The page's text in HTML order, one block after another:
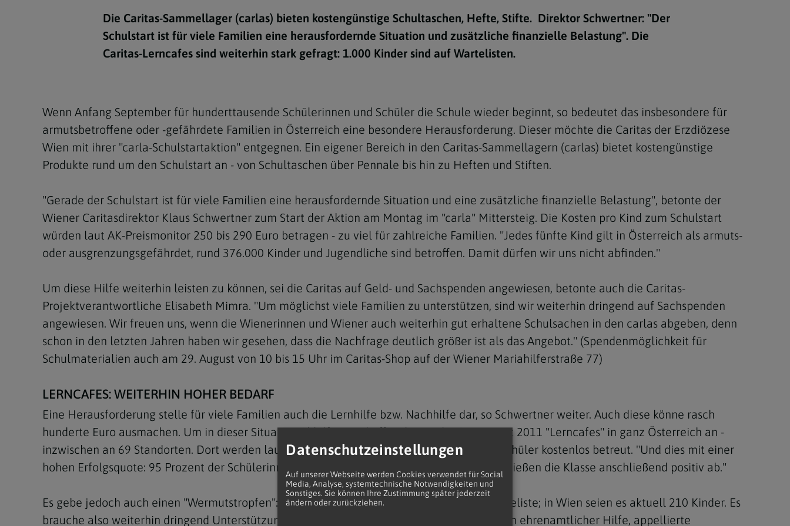
Fastenzeit
Karwoche
Christi Himmelfahrt
Pfingsten
Fronleichnam
Mariä Himmelfahrt
Erntedank
Allerheiligen und Allerseelen
7 Todsünden
7 Gaben des Heiligen Geistes
Navigation schließen
Navigation schließen
Telefonseelsorge
Konservatorium für
Kirchenmusik
Theologische Kurse
Einsamkeit
Trauer
Personen
Pfarren
Anderssprachige Gemeinden
Organigramm
Meldungsarchiv
Navigation schließen
Die Caritas-Sammellager (carlas) bieten kostengünstige Schultaschen, Hefte, Stifte. Direktor Schwertner: "Der
Schulstart ist für viele Familien eine herausfordernde Situation und zusätzliche finanzielle Belastung". Die
Caritas-Lerncafes sind weiterhin stark gefragt: 1.000 Kinder sind auf Wartelisten.
Wenn Anfang September für hunderttausende Schülerinnen und Schüler die Schule wieder beginnt, so bedeutet das insbesondere für
armutsbetroffene oder -gefährdete Familien in Österreich eine besondere Herausforderung. Dieser möchte die Caritas der Erzdiözese
Wien mit ihrer "carla-Schulstartaktion" entgegnen. Ein eigener Bereich in den Caritas-Sammellagern (carlas) bietet kostengünstige
Produkte rund um den Schulstart an - von Schultaschen über Pennale bis hin zu Heften und Stiften.
"Gerade der Schulstart ist für viele Familien eine herausfordernde Situation und eine zusätzliche finanzielle Belastung", betonte der
Wiener Caritasdirektor Klaus Schwertner zum Start der Aktion am Montag im "carla" Mittersteig. Die Kosten pro Kind zum Schulstart
würden laut AK-Preismonitor 250 bis 290 Euro betragen - zu viel für zahlreiche Familien. "Jedes fünfte Kind gilt in Österreich als armuts-
oder ausgrenzungsgefährdet, rund 376.000 Kinder und Jugendliche sind betroffen. Damit dürfen wir uns nicht abfinden."
Um diese Hilfe weiterhin leisten zu können, sei die Caritas auf Geld- und Sachspenden angewiesen, betonte auch die Caritas-
Projektverantwortliche Elisabeth Mimra. "Um möglichst viele Familien zu unterstützen, sind wir weiterhin dringend auf Sachspenden
angewiesen. Wir freuen uns, wenn die Wienerinnen und Wiener auch weiterhin gut erhaltene Schulsachen in den carlas abgeben, denn
schon in den letzten Jahren haben wir gesehen, dass die Nachfrage deutlich größer ist als das Angebot." (Spendenmöglichkeit für
Schulmaterialien auch am 29. August von 10 bis 15 Uhr im Caritas-Shop auf der Wiener Mariahilferstraße 77)
LERNCAFES: WEITERHIN HOHER BEDARF
Eine Herausforderung stelle für viele Familien auch die Lernhilfe bzw. Nachhilfe dar, so Schwertner weiter. Auch diese könne rasch
hunderte Euro ausmachen. Um in dieser Situation Abhilfe zu schaffen, bietet die Caritas seit 2011 "Lerncafes" in ganz Österreich an -
inzwischen an 69 Standorten. Dort werden laut Schwertner rund 2.100 Schülerinnen und Schüler kostenlos betreut. "Und dies mit einer
hohen Erfolgsquote: 95 Prozent der Schülerinnen und Schüler, die dort betreut werden, schließen die Klasse anschließend positiv ab."
Es gebe jedoch auch einen "Wermutstropfen": So seien weiterhin 1.000 Kinder auf der Warteliste; in Wien seien es aktuell 210 Kinder. Es
brauche also weiterhin dringend Unterstützung in Form von Spenden, aber auch in Form von ehrenamtlicher Hilfe, appellierte
Datenschutzeinstellungen
Auf unserer Webseite werden Cookies verwendet für Social
Media, Analyse, systemtechnische Notwendigkeiten und
Sonstiges. Sie können Ihre Zustimmung später jederzeit
ändern oder zurückziehen.